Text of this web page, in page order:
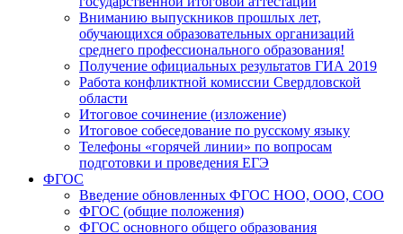
Вниманию выпускников прошлых лет,
обучающихся образовательных организаций
среднего профессионального образования!
Получение официальных результатов ГИА 2019
Работа конфликтной комиссии Свердловской
области
Итоговое сочинение (изложение)
Итоговое собеседование по русскому языку
Телефоны «горячей линии» по вопросам
подготовки и проведения ЕГЭ
ФГОС
Введение обновленных ФГОС НОО, ООО, СОО
ФГОС (общие положения)
ФГОС основного общего образования